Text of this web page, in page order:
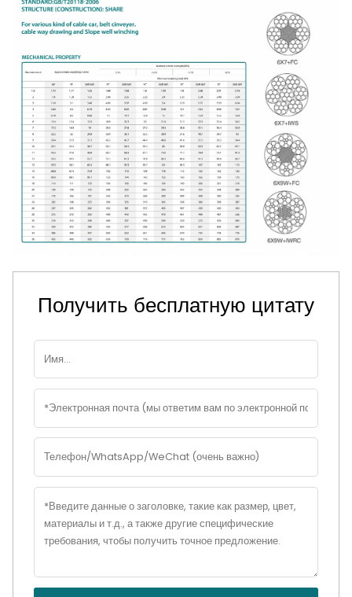
Получить бесплатную цитату